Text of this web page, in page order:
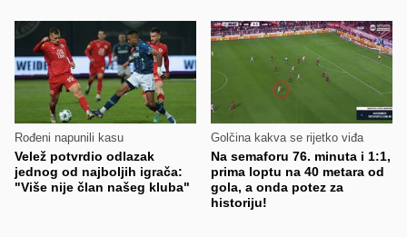
Rođeni napunili kasu
Velež potvrdio odlazak
jednog od najboljih igrača:
"Više nije član našeg kluba"
Golčina kakva se rijetko viđa
Na semaforu 76. minuta i 1:1,
prima loptu na 40 metara od
gola, a onda potez za
historiju!